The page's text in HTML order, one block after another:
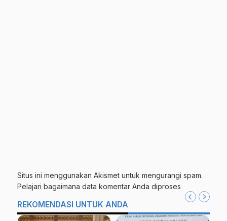
Situs ini menggunakan Akismet untuk mengurangi spam.
Pelajari bagaimana data komentar Anda diproses
REKOMENDASI UNTUK ANDA